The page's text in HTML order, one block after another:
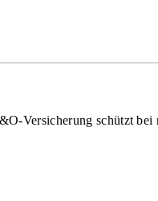
Versicherung schützt bei